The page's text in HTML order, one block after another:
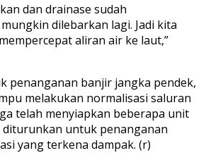
dan drainase sudah
dilebarkan lagi. Jadi kita
aliran air ke laut,”
penanganan banjir jangka pendek,
melakukan normalisasi saluran
telah menyiapkan beberapa unit
untuk penanganan
yang terkena dampak. (r)